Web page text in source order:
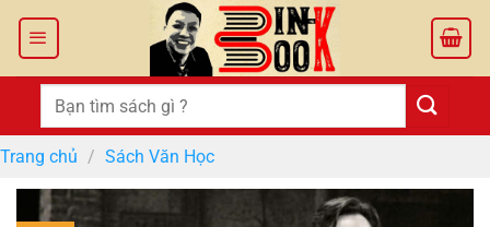
Tìm
kiếm:
Trang chủ / Sách Văn Học